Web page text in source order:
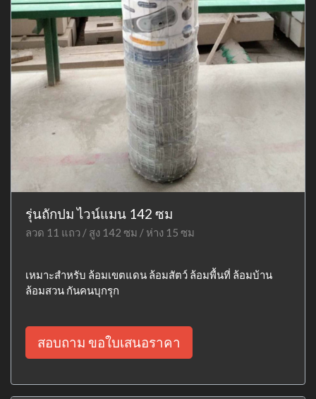
รุ่นถักปม ไวน์แมน 142 ซม
ลวด 11 แถว / สูง 142 ซม / ห่าง 15 ซม
เหมาะสำหรับ ล้อมเขตแดน ล้อมสัตว์ ล้อมพื้นที่ ล้อมบ้าน
ล้อมสวน กันคนบุกรุก
สอบถาม ขอใบเสนอราคา